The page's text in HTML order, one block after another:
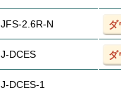
JFS-2.6R-N ダ
J-DCES ダ
J-DCES-1